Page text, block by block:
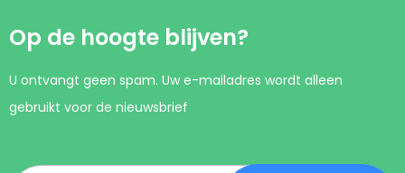
Op de hoogte blijven?
U ontvangt geen spam. Uw e-mailadres wordt alleen
gebruikt voor de nieuwsbrief